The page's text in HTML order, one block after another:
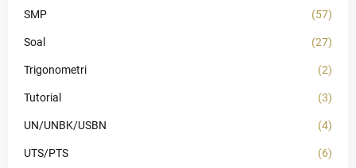
SMP (57)
Soal (27)
Trigonometri (2)
Tutorial (3)
UN/UNBK/USBN (4)
UTS/PTS (6)